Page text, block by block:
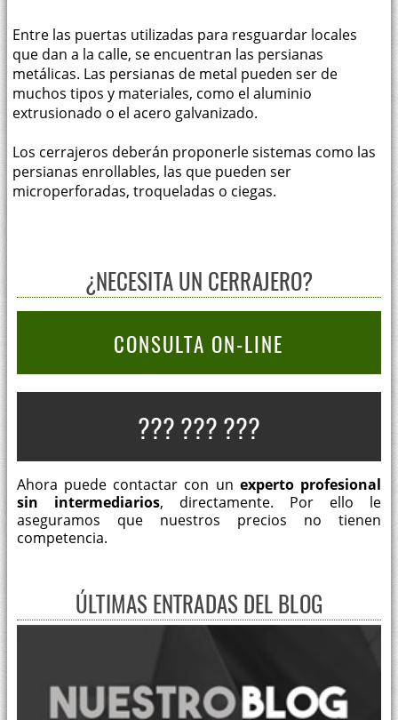
Entre las puertas utilizadas para resguardar locales
que dan a la calle, se encuentran las persianas
metálicas. Las persianas de metal pueden ser de
muchos tipos y materiales, como el aluminio
extrusionado o el acero galvanizado.
Los cerrajeros deberán proponerle sistemas como las
persianas enrollables, las que pueden ser
microperforadas, troqueladas o ciegas.
¿NECESITA UN CERRAJERO?
CONSULTA ON-LINE
??? ??? ???
Ahora puede contactar con unexperto profesional
sin intermediarios, directamente. Por ello le
aseguramos que nuestros precios no tienen
competencia.
ÚLTIMAS ENTRADAS DEL BLOG